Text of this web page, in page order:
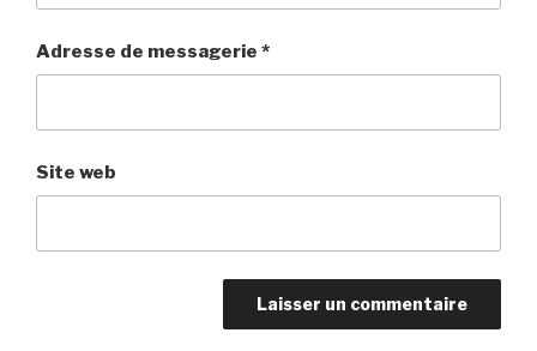
Adresse de messagerie *
Site web